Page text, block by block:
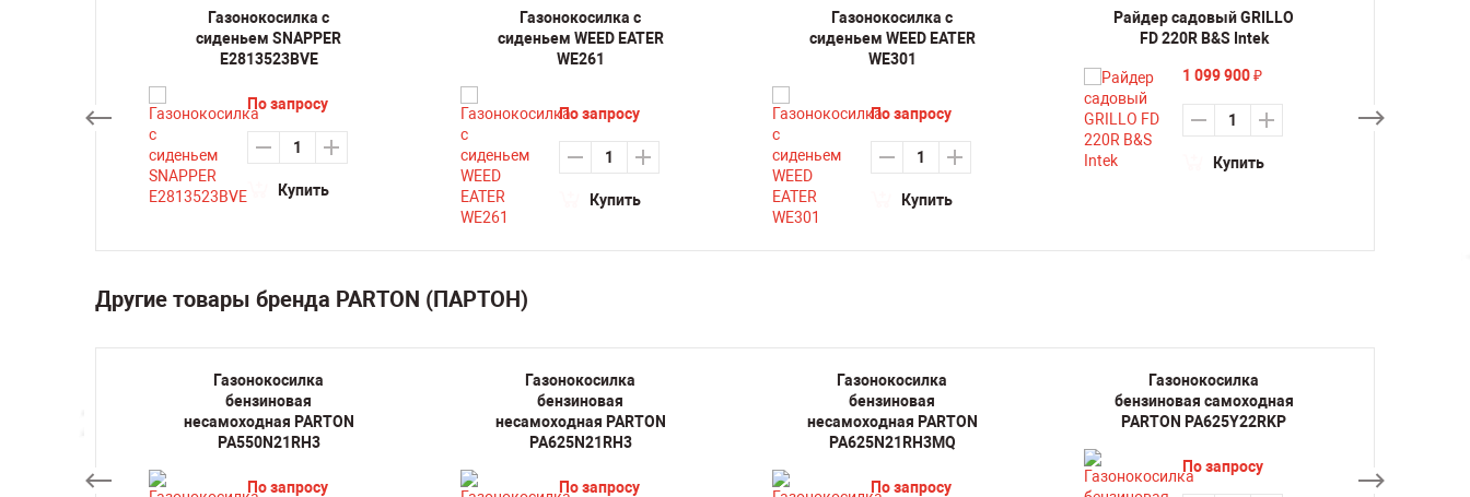
Газонокосилка с
сиденьем SNAPPER
E2813523BVE
По запросу
Купить
Газонокосилка с
сиденьем WEED EATER
WE261
По запросу
Купить
Газонокосилка с
сиденьем WEED EATER
WE301
По запросу
Купить
Райдер садовый GRILLO
FD 220R B&S Intek
1 099 900 ₽
Купить
Другие товары бренда PARTON (ПАРТОН)
Газонокосилка
бензиновая
несамоходная PARTON
PA550N21RH3
По запросу
Газонокосилка
бензиновая
несамоходная PARTON
PA625N21RH3
По запросу
Газонокосилка
бензиновая
несамоходная PARTON
PA625N21RH3MQ
По запросу
Газонокосилка
бензиновая самоходная
PARTON PA625Y22RKP
По запросу